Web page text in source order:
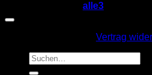
alle3
Vertrag
Suche
nach: